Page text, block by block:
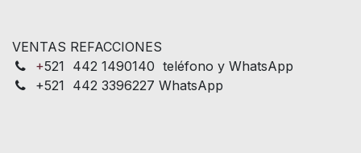
VENTAS REFACCIONES
+521 442 1490140 teléfono y WhatsApp
+521 442 3396227 WhatsApp